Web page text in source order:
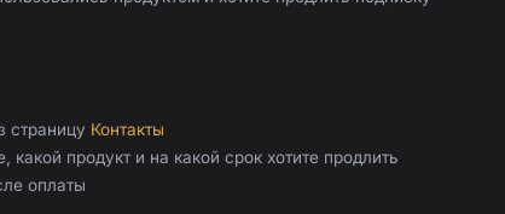
страницу Контакты
продукт и на какой срок хотите продлить
оплаты